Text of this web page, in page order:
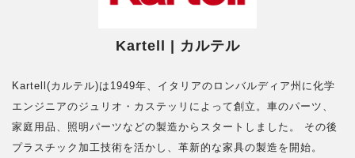
Kartell | カルテル
Kartell(カルテル)は1949年、イタリアのロンバルディア州に化学
エンジニアのジュリオ・カステッリによって創立。車のパーツ、
家庭用品、照明パーツなどの製造からスタートしました。 その後
プラスチック加工技術を活かし、革新的な家具の製造を開始。